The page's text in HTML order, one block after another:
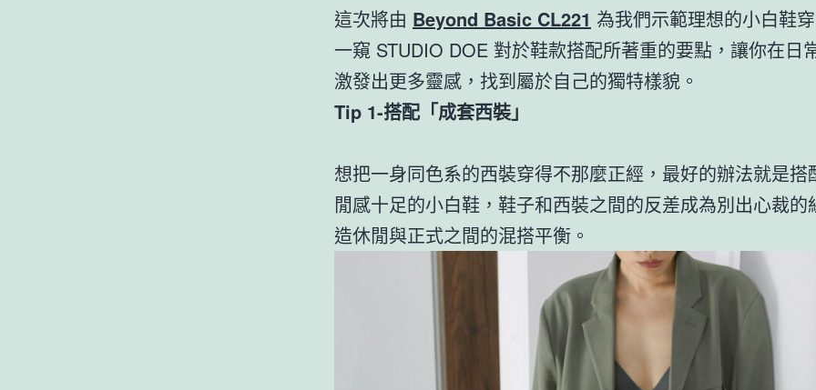
這次將由 Beyond Basic CL221 為我們示範理想的小白鞋
一窺 STUDIO DOE 對於鞋款搭配所著重的要點，讓你在日
激發出更多靈感，找到屬於自己的獨特樣貌。
Tip 1-搭配「成套西裝」
想把一身同色系的西裝穿得不那麼正經，最好的辦法就是搭
閒感十足的小白鞋，鞋子和西裝之間的反差成為別出心裁的
造休閒與正式之間的混搭平衡。